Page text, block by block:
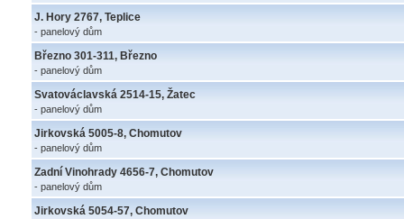
J. Hory 2767, Teplice
- panelový dům
Březno 301-311, Březno
- panelový dům
Svatováclavská 2514-15, Žatec
- panelový dům
Jirkovská 5005-8, Chomutov
- panelový dům
Zadní Vinohrady 4656-7, Chomutov
- panelový dům
Jirkovská 5054-57, Chomutov